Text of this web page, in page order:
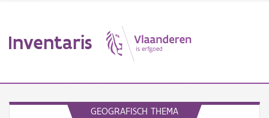
Inventaris
GEOGRAFISCH THEMA